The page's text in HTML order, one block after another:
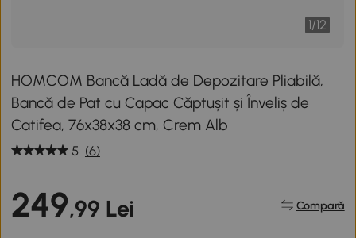
1/12
HOMCOM Bancă Ladă de Depozitare Pliabilă,
Bancă de Pat cu Capac Căptușit și Înveliș de
Catifea, 76x38x38 cm, Crem Alb
5 (6)
249,99 Lei Compară